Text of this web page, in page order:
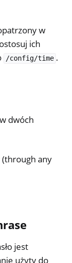
w
ich
/config/time .
dwóch
any
jest
użyty do